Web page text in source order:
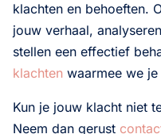
klachten en behoeften.
jouw verhaal,
stellen een effectief
klachten waarmee we
Kun je jouw klacht niet
Neem dan gerust